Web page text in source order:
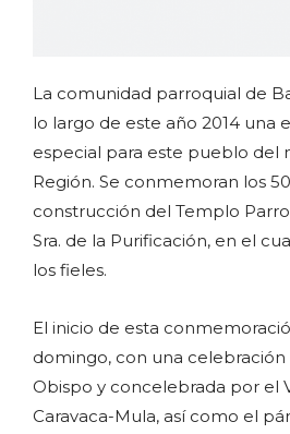
La comunidad parroquial de
lo largo de este año 2014 una
especial para este pueblo del
Región. Se conmemoran los
construcción del Templo
Sra. de la Purificación, en el
los fieles.
El inicio de esta
domingo, con una celebración
Obispo y concelebrada por el
Caravaca-Mula, así como el